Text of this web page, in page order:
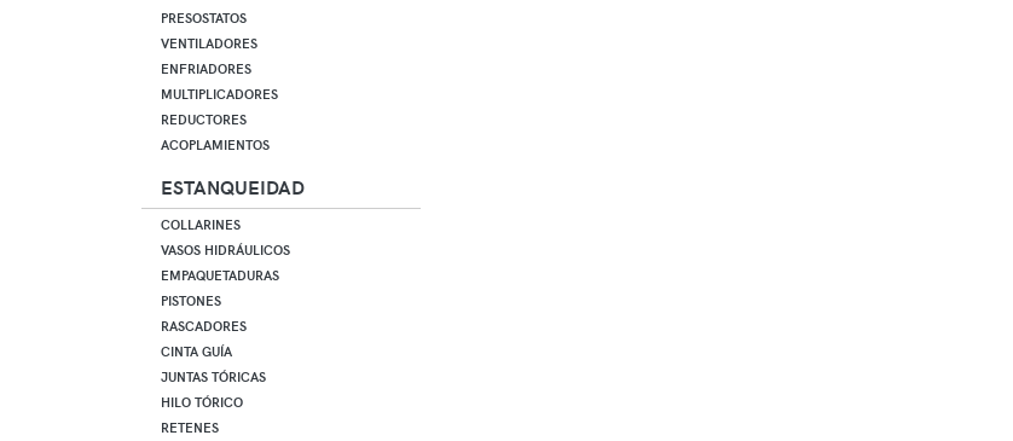
PRESOSTATOS
VENTILADORES
ENFRIADORES
MULTIPLICADORES
REDUCTORES
ACOPLAMIENTOS
ESTANQUEIDAD
COLLARINES
VASOS HIDRÁULICOS
EMPAQUETADURAS
PISTONES
RASCADORES
CINTA GUÍA
JUNTAS TÓRICAS
HILO TÓRICO
RETENES